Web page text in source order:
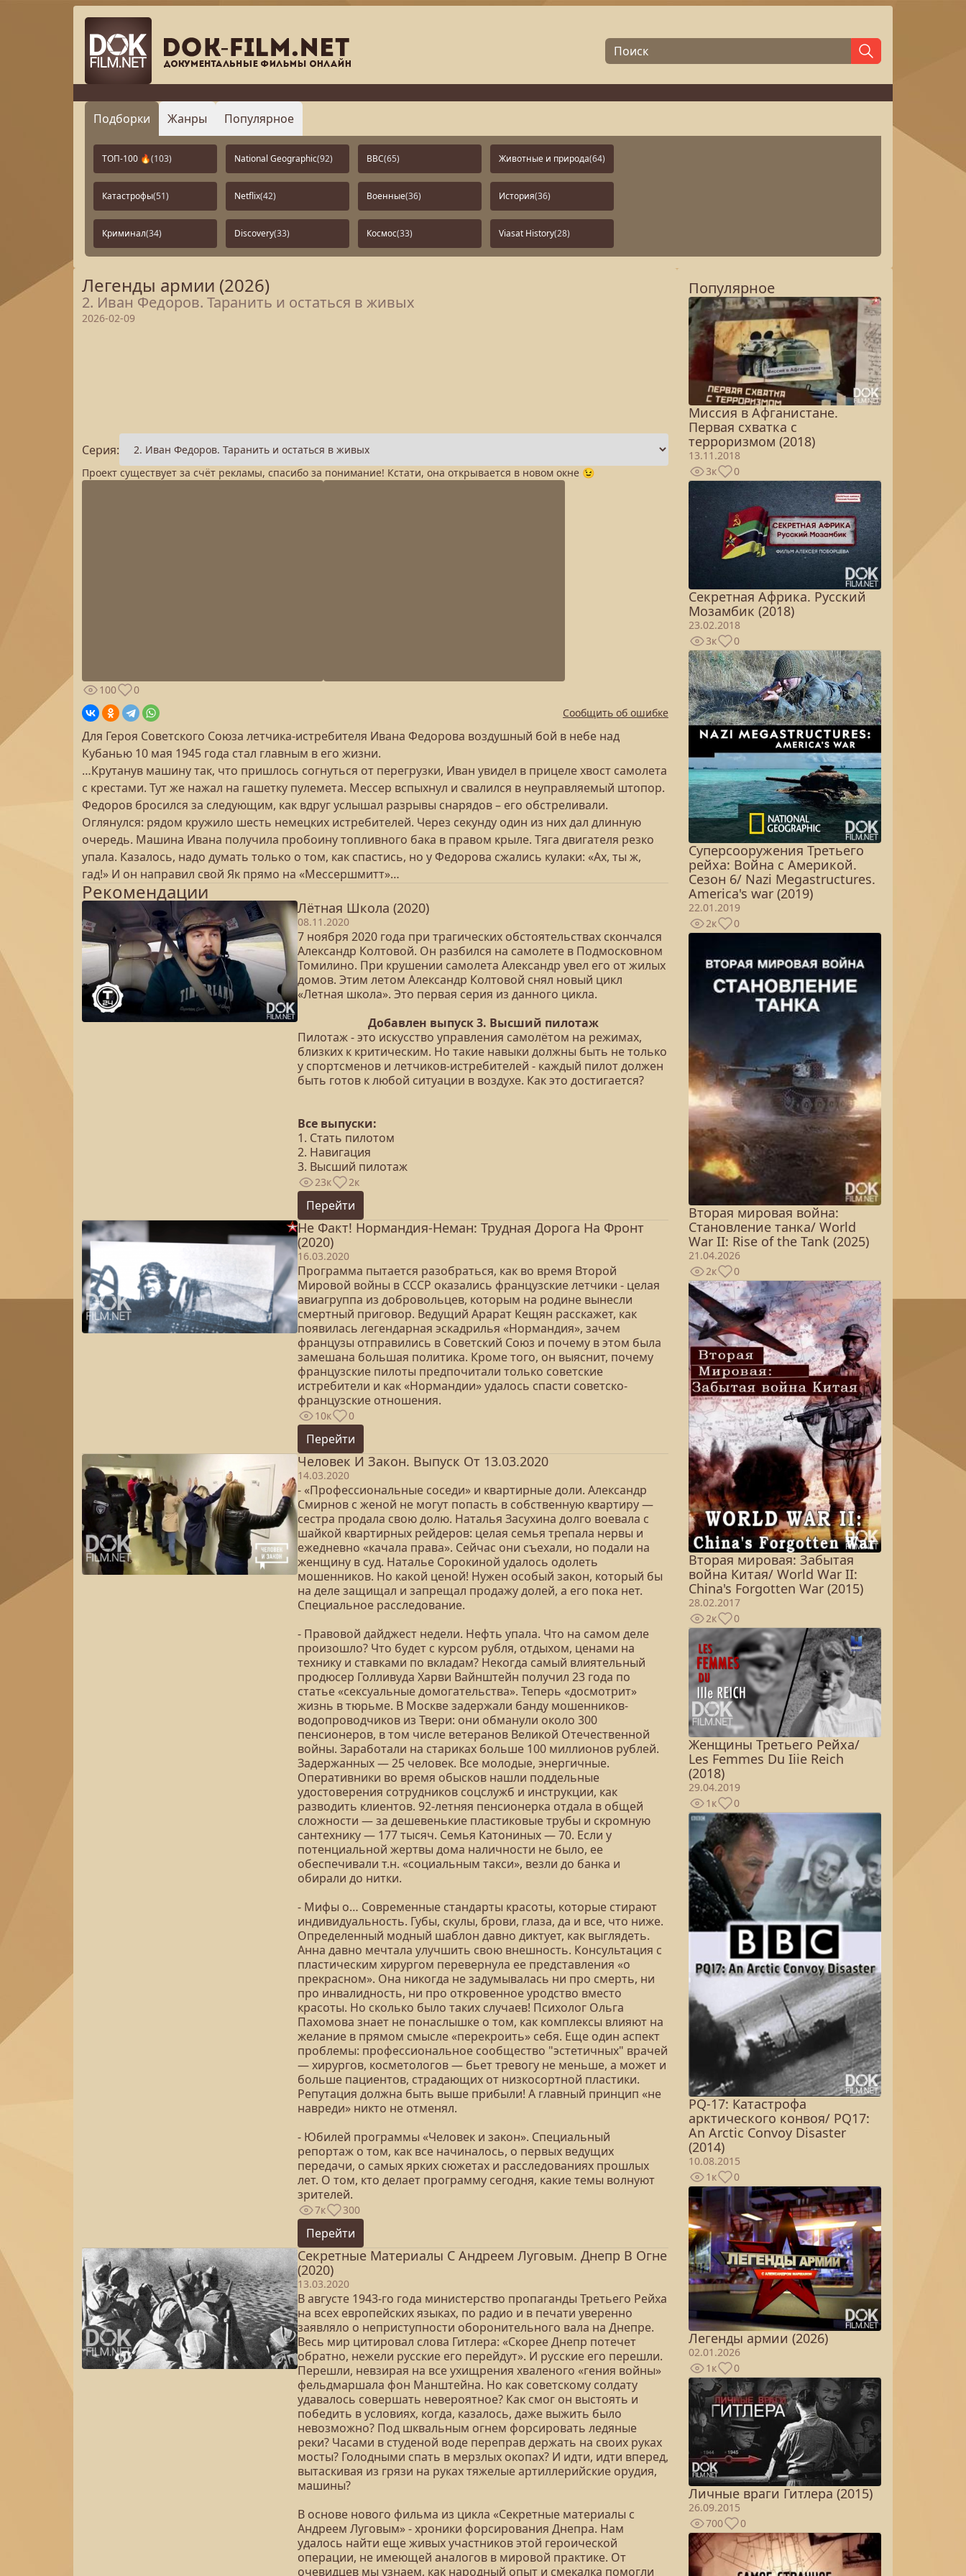
Подборки Жанры Популярное
ТОП-100 🔥(103) National Geographic(92) BBC(65) Животные и природа(64)
Катастрофы(51) Netflix(42) Военные(36) История(36)
Криминал(34) Discovery(33) Космос(33) Viasat History(28)
Легенды армии (2026)
2. Иван Федоров. Таранить и остаться в живых
2026-02-09
Серия:
Проект существует за счёт рекламы, спасибо за понимание! Кстати, она открывается в новом окне 😉
100
0
Сообщить об ошибке
Для Героя Советского Союза летчика-истребителя Ивана Федорова воздушный бой в небе над
Кубанью 10 мая 1945 года стал главным в его жизни.
…Крутанув машину так, что пришлось согнуться от перегрузки, Иван увидел в прицеле хвост самолета
с крестами. Тут же нажал на гашетку пулемета. Мессер вспыхнул и свалился в неуправляемый штопор.
Федоров бросился за следующим, как вдруг услышал разрывы снарядов – его обстреливали.
Оглянулся: рядом кружило шесть немецких истребителей. Через секунду один из них дал длинную
очередь. Машина Ивана получила пробоину топливного бака в правом крыле. Тяга двигателя резко
упала. Казалось, надо думать только о том, как спастись, но у Федорова сжались кулаки: «Ах, ты ж,
гад!» И он направил свой Як прямо на «Мессершмитт»…
Рекомендации
Лётная Школа (2020)
08.11.2020
7 ноября 2020 года при трагических обстоятельствах скончался
Александр Колтовой. Он разбился на самолете в Подмосковном
Томилино. При крушении самолета Александр увел его от жилых
домов. Этим летом Александр Колтовой снял новый цикл
«Летная школа». Это первая серия из данного цикла.
Добавлен выпуск 3. Высший пилотаж
Пилотаж - это искусство управления самолётом на режимах,
близких к критическим. Но такие навыки должны быть не только
у спортсменов и летчиков-истребителей - каждый пилот должен
быть готов к любой ситуации в воздухе. Как это достигается?
Все выпуски:
1. Стать пилотом
2. Навигация
3. Высший пилотаж
23к 2к
Перейти
Не Факт! Нормандия-Неман: Трудная Дорога На Фронт
(2020)
16.03.2020
Программа пытается разобраться, как во время Второй
Мировой войны в СССР оказались французские летчики - целая
авиагруппа из добровольцев, которым на родине вынесли
смертный приговор. Ведущий Арарат Кещян расскажет, как
появилась легендарная эскадрилья «Нормандия», зачем
французы отправились в Советский Союз и почему в этом была
замешана большая политика. Кроме того, он выяснит, почему
французские пилоты предпочитали только советские
истребители и как «Нормандии» удалось спасти советско-
французские отношения.
10к 0
Перейти
Человек И Закон. Выпуск От 13.03.2020
14.03.2020
- «Профессиональные соседи» и квартирные доли. Александр
Смирнов с женой не могут попасть в собственную квартиру —
сестра продала свою долю. Наталья Засухина долго воевала с
шайкой квартирных рейдеров: целая семья трепала нервы и
ежедневно «качала права». Сейчас они съехали, но подали на
женщину в суд. Наталье Сорокиной удалось одолеть
мошенников. Но какой ценой! Нужен особый закон, который бы
на деле защищал и запрещал продажу долей, а его пока нет.
Специальное расследование.
- Правовой дайджест недели. Нефть упала. Что на самом деле
произошло? Что будет с курсом рубля, отдыхом, ценами на
технику и ставками по вкладам? Некогда самый влиятельный
продюсер Голливуда Харви Вайнштейн получил 23 года по
статье «сексуальные домогательства». Теперь «досмотрит»
жизнь в тюрьме. В Москве задержали банду мошенников-
водопроводчиков из Твери: они обманули около 300
пенсионеров, в том числе ветеранов Великой Отечественной
войны. Заработали на стариках больше 100 миллионов рублей.
Задержанных — 25 человек. Все молодые, энергичные.
Оперативники во время обысков нашли поддельные
удостоверения сотрудников соцслужб и инструкции, как
разводить клиентов. 92-летняя пенсионерка отдала в общей
сложности — за дешевенькие пластиковые трубы и скромную
сантехнику — 177 тысяч. Семья Катониных — 70. Если у
потенциальной жертвы дома наличности не было, ее
обеспечивали т.н. «социальным такси», везли до банка и
обирали до нитки.
- Мифы о… Современные стандарты красоты, которые стирают
индивидуальность. Губы, скулы, брови, глаза, да и все, что ниже.
Определенный модный шаблон давно диктует, как выглядеть.
Анна давно мечтала улучшить свою внешность. Консультация с
пластическим хирургом перевернула ее представления «о
прекрасном». Она никогда не задумывалась ни про смерть, ни
про инвалидность, ни про откровенное уродство вместо
красоты. Но сколько было таких случаев! Психолог Ольга
Пахомова знает не понаслышке о том, как комплексы влияют на
желание в прямом смысле «перекроить» себя. Еще один аспект
проблемы: профессиональное сообщество "эстетичных" врачей
— хирургов, косметологов — бьет тревогу не меньше, а может и
больше пациентов, страдающих от низкосортной пластики.
Репутация должна быть выше прибыли! А главный принцип «не
навреди» никто не отменял.
- Юбилей программы «Человек и закон». Специальный
репортаж о том, как все начиналось, о первых ведущих
передачи, о самых ярких сюжетах и расследованиях прошлых
лет. О том, кто делает программу сегодня, какие темы волнуют
зрителей.
7к 300
Перейти
Секретные Материалы С Андреем Луговым. Днепр В Огне
(2020)
13.03.2020
В августе 1943-го года министерство пропаганды Третьего Рейха
на всех европейских языках, по радио и в печати уверенно
заявляло о неприступности оборонительного вала на Днепре.
Весь мир цитировал слова Гитлера: «Скорее Днепр потечет
обратно, нежели русские его перейдут». И русские его перешли.
Перешли, невзирая на все ухищрения хваленого «гения войны»
фельдмаршала фон Манштейна. Но как советскому солдату
удавалось совершать невероятное? Как смог он выстоять и
победить в условиях, когда, казалось, даже выжить было
невозможно? Под шквальным огнем форсировать ледяные
реки? Часами в студеной воде переправ держать на своих руках
мосты? Голодными спать в мерзлых окопах? И идти, идти вперед,
вытаскивая из грязи на руках тяжелые артиллерийские орудия,
машины?
В основе нового фильма из цикла «Секретные материалы с
Андреем Луговым» - хроники форсирования Днепра. Нам
удалось найти еще живых участников этой героической
операции, не имеющей аналогов в мировой практике. От
очевидцев мы узнаем, как народный опыт и смекалка помогли
Популярное
Миссия в Афганистане.
Первая схватка с
терроризмом (2018)
13.11.2018
3к
0
Секретная Африка. Русский
Мозамбик (2018)
23.02.2018
3к
0
Суперсооружения Третьего
рейха: Война с Америкой.
Сезон 6/ Nazi Megastructures.
America's war (2019)
22.01.2019
2к
0
Вторая мировая война:
Становление танка/ World
War II: Rise of the Tank (2025)
21.04.2026
2к
0
Вторая мировая: Забытая
война Китая/ World War II:
China's Forgotten War (2015)
28.02.2017
2к
0
Женщины Третьего Рейха/
Les Femmes Du Iiie Reich
(2018)
29.04.2019
1к
0
PQ-17: Катастрофа
арктического конвоя/ PQ17:
An Arctic Convoy Disaster
(2014)
10.08.2015
1к
0
Легенды армии (2026)
02.01.2026
1к
0
Личные враги Гитлера (2015)
26.09.2015
700
0